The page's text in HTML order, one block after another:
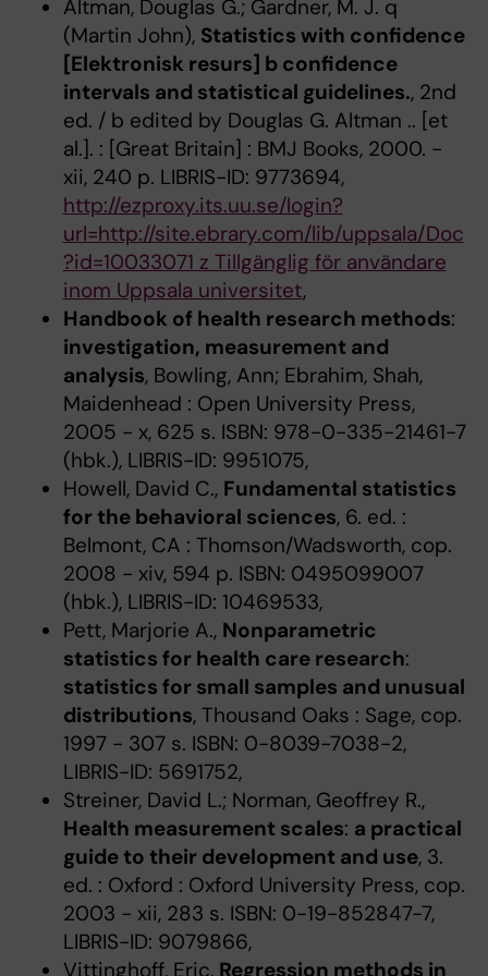
Altman, Douglas G.; Gardner, M. J. q
(Martin John), Statistics with confidence
[Elektronisk resurs] b confidence
intervals and statistical guidelines., 2nd
ed. / b edited by Douglas G. Altman .. [et
al.]. : [Great Britain] : BMJ Books, 2000. -
xii, 240 p. LIBRIS-ID: 9773694,
http://ezproxy.its.uu.se/login?
url=http://site.ebrary.com/lib/uppsala/Doc
?id=10033071 z Tillgänglig för användare
inom Uppsala universitet,
Handbook of health research methods:
investigation, measurement and
analysis, Bowling, Ann; Ebrahim, Shah,
Maidenhead : Open University Press,
2005 - x, 625 s. ISBN: 978-0-335-21461-7
(hbk.), LIBRIS-ID: 9951075,
Howell, David C., Fundamental statistics
for the behavioral sciences, 6. ed. :
Belmont, CA : Thomson/Wadsworth, cop.
2008 - xiv, 594 p. ISBN: 0495099007
(hbk.), LIBRIS-ID: 10469533,
Pett, Marjorie A., Nonparametric
statistics for health care research:
statistics for small samples and unusual
distributions, Thousand Oaks : Sage, cop.
1997 - 307 s. ISBN: 0-8039-7038-2,
LIBRIS-ID: 5691752,
Streiner, David L.; Norman, Geoffrey R.,
Health measurement scales: a practical
guide to their development and use, 3.
ed. : Oxford : Oxford University Press, cop.
2003 - xii, 283 s. ISBN: 0-19-852847-7,
LIBRIS-ID: 9079866,
Vittinghoff, Eric, Regression methods in